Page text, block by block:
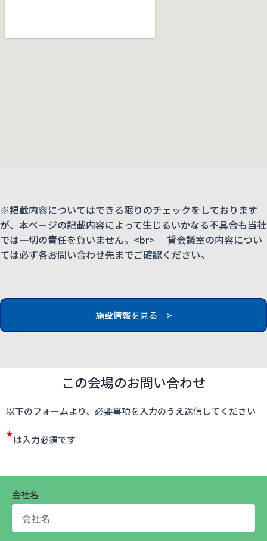
※掲載内容についてはできる限りのチェックをしております
が、本ページの記載内容によって生じるいかなる不具合も当社
では一切の責任を負いません。<br> 貸会議室の内容につい
ては必ず各お問い合わせ先までご確認ください。
施設情報を見る >
この会場のお問い合わせ
以下のフォームより、必要事項を入力のうえ送信してください
*は入力必須です
会社名